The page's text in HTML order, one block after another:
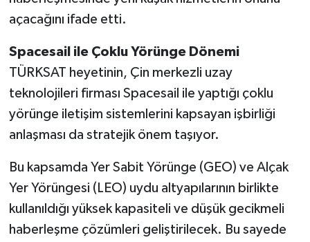
açacağını ifade etti.
Spacesail ile Çoklu Yörünge Dönemi
TÜRKSAT heyetinin, Çin merkezli uzay
teknolojileri firması Spacesail ile yaptığı çoklu
yörünge iletişim sistemlerini kapsayan işbirliği
anlaşması da stratejik önem taşıyor.
Bu kapsamda Yer Sabit Yörünge (GEO) ve Alçak
Yer Yörüngesi (LEO) uydu altyapılarının birlikte
kullanıldığı yüksek kapasiteli ve düşük gecikmeli
haberleşme çözümleri geliştirilecek. Bu sayede